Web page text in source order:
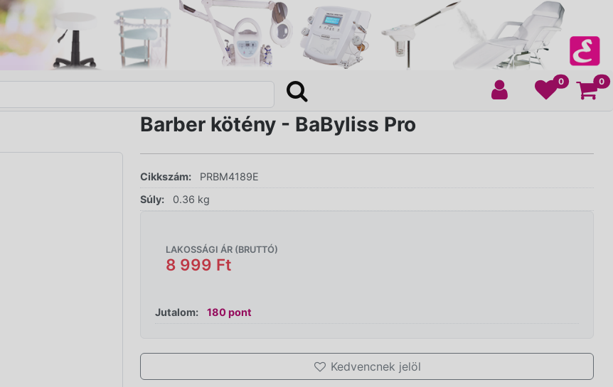
0 0
Barber kötény - BaByliss Pro
Cikkszám:
PRBM4189E
Súly:
0.36 kg
LAKOSSÁGI ÁR (BRUTTÓ)
8 999 Ft
Jutalom: 180 pont
Kedvencnek jelöl